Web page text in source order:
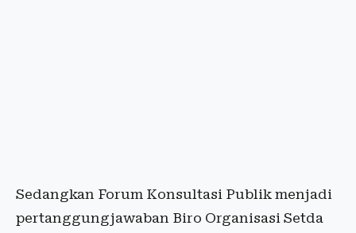
Sedangkan Forum Konsultasi Publik menjadi
pertanggungjawaban Biro Organisasi Setda